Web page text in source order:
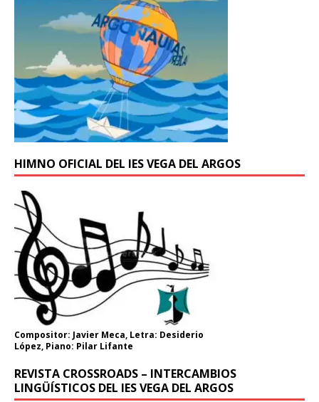
HIMNO OFICIAL DEL IES VEGA DEL ARGOS
Compositor: Javier Meca, Letra: Desiderio
López, Piano: Pilar Lifante
REVISTA CROSSROADS – INTERCAMBIOS
LINGÜÍSTICOS DEL IES VEGA DEL ARGOS